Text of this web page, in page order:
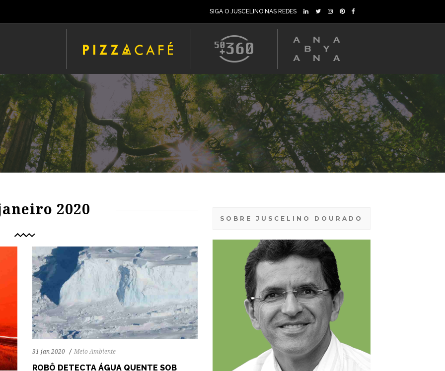
SIGA O JUSCELINO NAS REDES
2020
31 jan 2020 Meio Ambiente
ROBÔ DETECTA ÁGUA QUENTE SOB
SOBRE JUSCELINO DOURADO